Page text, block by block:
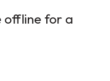
offline for a